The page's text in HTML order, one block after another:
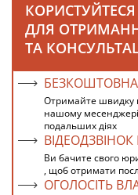
ДЛЯ
ТА
Отримайте швидку
нашому
подальших діях
Ви бачите свого
, щоб отримати
ОГОЛОСІТЬ